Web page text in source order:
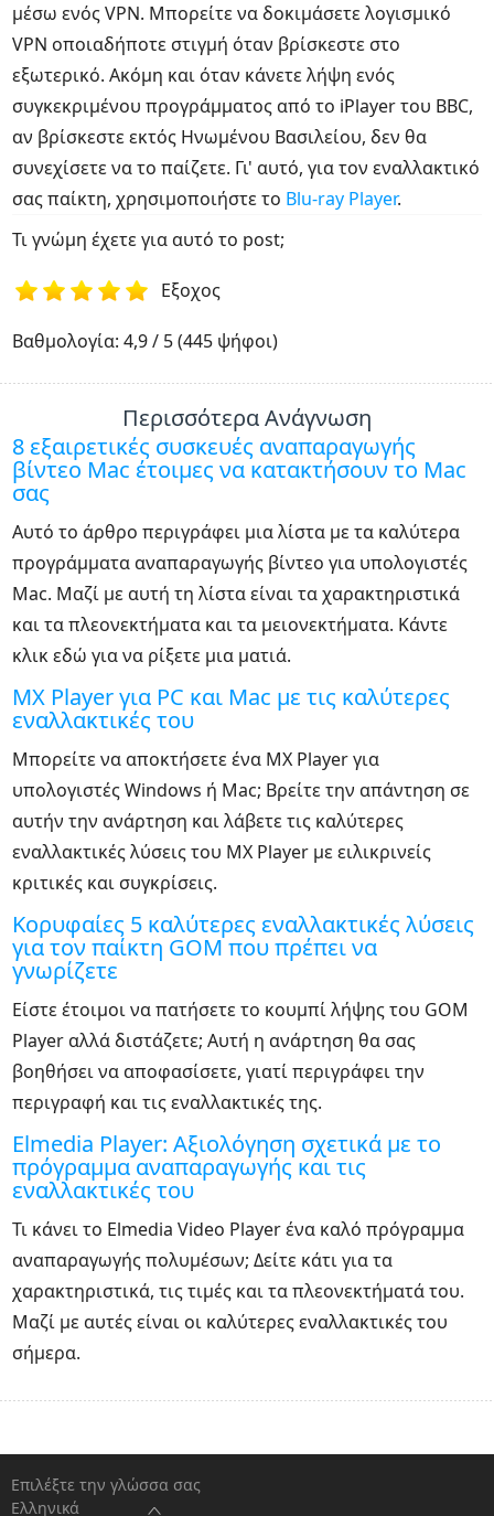
μέσω ενός VPN. Μπορείτε να δοκιμάσετε λογισμικό
VPN οποιαδήποτε στιγμή όταν βρίσκεστε στο
εξωτερικό. Ακόμη και όταν κάνετε λήψη ενός
συγκεκριμένου προγράμματος από το iPlayer του BBC,
αν βρίσκεστε εκτός Ηνωμένου Βασιλείου, δεν θα
συνεχίσετε να το παίζετε. Γι' αυτό, για τον εναλλακτικό
σας παίκτη, χρησιμοποιήστε το Blu-ray Player.
Τι γνώμη έχετε για αυτό το post;
1 2 3 4 5
Εξοχος
Βαθμολογία: 4,9 / 5 (445 ψήφοι)
Περισσότερα Ανάγνωση
8 εξαιρετικές συσκευές αναπαραγωγής
βίντεο Mac έτοιμες να κατακτήσουν το Mac
σας
Αυτό το άρθρο περιγράφει μια λίστα με τα καλύτερα
προγράμματα αναπαραγωγής βίντεο για υπολογιστές
Mac. Μαζί με αυτή τη λίστα είναι τα χαρακτηριστικά
και τα πλεονεκτήματα και τα μειονεκτήματα. Κάντε
κλικ εδώ για να ρίξετε μια ματιά.
MX Player για PC και Mac με τις καλύτερες
εναλλακτικές του
Μπορείτε να αποκτήσετε ένα MX Player για
υπολογιστές Windows ή Mac; Βρείτε την απάντηση σε
αυτήν την ανάρτηση και λάβετε τις καλύτερες
εναλλακτικές λύσεις του MX Player με ειλικρινείς
κριτικές και συγκρίσεις.
Κορυφαίες 5 καλύτερες εναλλακτικές λύσεις
για τον παίκτη GOM που πρέπει να
γνωρίζετε
Είστε έτοιμοι να πατήσετε το κουμπί λήψης του GOM
Player αλλά διστάζετε; Αυτή η ανάρτηση θα σας
βοηθήσει να αποφασίσετε, γιατί περιγράφει την
περιγραφή και τις εναλλακτικές της.
Elmedia Player: Αξιολόγηση σχετικά με το
πρόγραμμα αναπαραγωγής και τις
εναλλακτικές του
Τι κάνει το Elmedia Video Player ένα καλό πρόγραμμα
αναπαραγωγής πολυμέσων; Δείτε κάτι για τα
χαρακτηριστικά, τις τιμές και τα πλεονεκτήματά του.
Μαζί με αυτές είναι οι καλύτερες εναλλακτικές του
σήμερα.
Επιλέξτε την γλώσσα σας
Ελληνικά